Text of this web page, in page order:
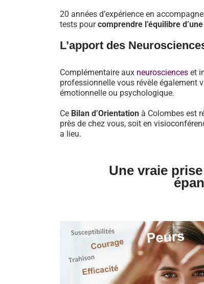
20 années d’expérience en
tests pourcomprendre l’équilibre
L’apport des
Complémentaire aux neurosciences et
professionnelle vous révèle également
émotionnelle ou psychologique.
Ce Bilan d’Orientation à Colombes est
près de chez vous, soit en
a lieu.
Une vraie